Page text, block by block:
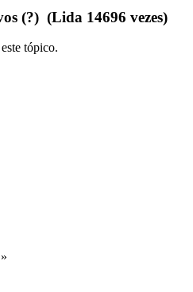
(?) (Lida 14696 vezes)
tópico.